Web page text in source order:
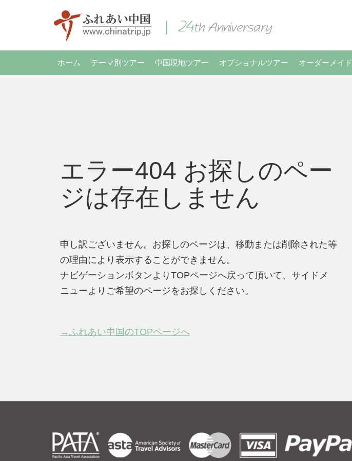
ホーム テーマ別ツアー 中国現地ツアー オプショナルツアー オーダーメイド
エラー404 お探しのペー
ジは存在しません
申し訳ございません。お探しのページは、移動または削除された等
の理由により表示することができません。
ナビゲーションボタンよりTOPページへ戻って頂いて、サイドメ
ニューよりご希望のページをお探しください。
→ふれあい中国のTOPページへ